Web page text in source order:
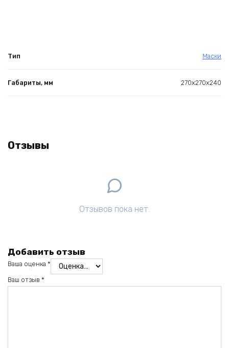
Тип Маски
Габариты, мм 270х270х240
Отзывы
Отзывов пока нет.
Добавить отзыв
Ваша оценка *
Ваш отзыв *